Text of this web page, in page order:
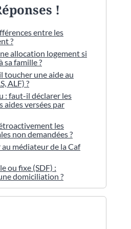
!
entre les
?
allocation logement si
sa famille ?
une aide au
ALF) ?
: faut-il déclarer les
aides versées par
les
non demandées ?
médiateur de la Caf
ou fixe (SDF) :
domiciliation ?